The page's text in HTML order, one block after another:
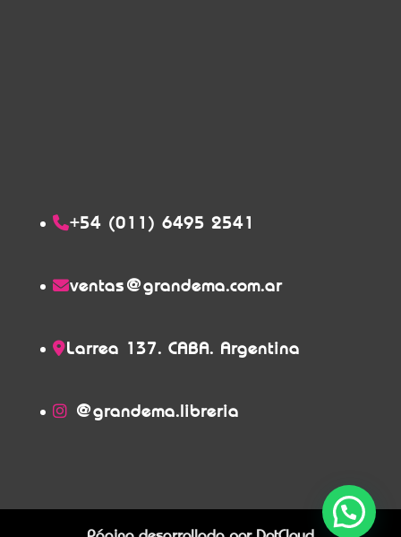
+54 (011) 6495 2541
ventas@grandema.com.ar
Larrea 137. CABA. Argentina
@grandema.libreria